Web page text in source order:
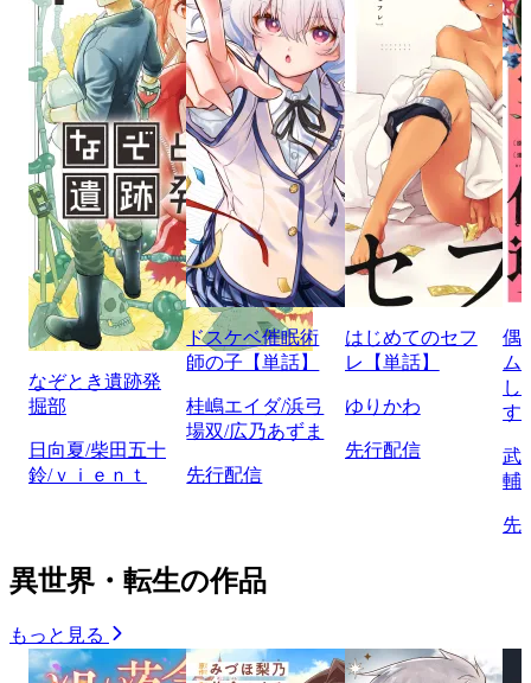
なぞとき遺跡発
掘部
日向夏/柴田五十
鈴/ｖｉｅｎｔ
ドスケベ催眠術
師の子【単話】
桂嶋エイダ/浜弓
場双/広乃あずま
先行配信
はじめてのセフ
レ【単話】
ゆりかわ
先行配信
偶
ム
し
す
武
輔
先
異世界・転生の作品
もっと見る